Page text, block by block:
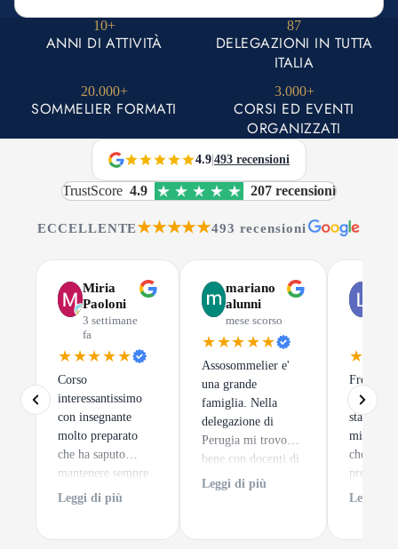
10+
ANNI DI ATTIVITÀ
87
DELEGAZIONI IN TUTTA
ITALIA
20.000+
SOMMELIER FORMATI
3.000+
CORSI ED EVENTI
ORGANIZZATI
4.9 493 recensioni
TrustScore 4.9 207 recensioni
ECCELLENTE★★★★★493 recensioni
Miria
Paoloni
3 settimane
fa
★★★★★
Corso
interessantissimo
con insegnante
molto preparato
che ha saputo
mantenere sempre
alto l'interesse dei
Leggi di più
mariano
alunni
mese scorso
★★★★★
Assosommelier e'
una grande
famiglia. Nella
delegazione di
Perugia mi trovo
bene con docenti di
alto spessore ed un
Leggi di più
di
stata una
migliori
che
tratta
Leggi di